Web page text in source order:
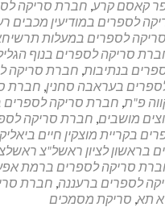
קאסם קרע, חברת סריקה
לספרים במודיעין מכבים
לספרים במעלות
סריקה לספרים בנוף
בנתיבות, חברת סריקה
בעראבה סחנין, חברת
פ"ת, חברת סריקה לספרים
מושבים, חברת סריקה
בקריית מוצקין חיים ביאליק
בראשון לציון ראשל"צ
סריקה לספרים ברמת
לספרים ברעננה, חברת
תא, סריקת מסמכים